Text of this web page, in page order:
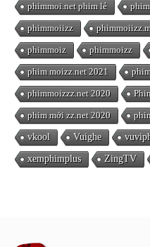
phimmoi.net phim lẻ
phimmoiizz
phimmoiz phimmoizz
phim moizz.net 2021
phimmoizzz.net 2020
phim mới zz.net 2020
vkool Vuighe
xemphimplus ZingTV